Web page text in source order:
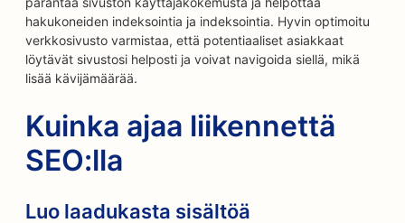
hakukoneiden indeksointia ja indeksointia. Hyvin optimoitu
verkkosivusto varmistaa, että potentiaaliset asiakkaat
löytävät sivustosi helposti ja voivat navigoida siellä, mikä
lisää kävijämäärää.
Kuinka ajaa liikennettä
SEO:lla
Luo laadukasta sisältöä